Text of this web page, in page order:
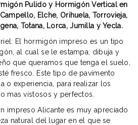
Pulido y Hormigón Vertical en
Elche, Orihuela, Torrovieja,
Totana, Lorca, Jumilla y Yecla.
El hormigón impreso es un tipo
al cual se le estampa, dibuja y
que queramos que tenga el suelo,
fresco. Este tipo de pavimento
o experiencia , para realizar los
mas vistosos y perfectos.
impreso Alicante es muy apreciado
natural del lugar en el que se